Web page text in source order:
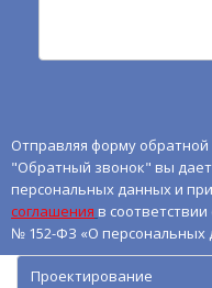
Отправляя форму
"Обратный звонок" вы
персональных данных и
соглашения в
№ 152-ФЗ «О персональных
Проектирование